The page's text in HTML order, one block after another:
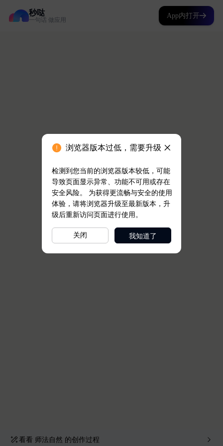
秒哒
一句话 做应用
App内打开
看看 师法自然 的创作过程
浏览器版本过低，需要升级
检测到您当前的浏览器版本较低，可能
导致页面显示异常、功能不可用或存在
安全风险。 为获得更流畅与安全的使用
体验，请将浏览器升级至最新版本，升
级后重新访问页面进行使用。
关闭 我知道了